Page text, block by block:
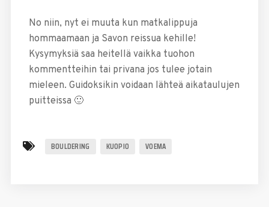
No niin, nyt ei muuta kun matkalippuja
hommaamaan ja Savon reissua kehille!
Kysymyksiä saa heitellä vaikka tuohon
kommentteihin tai privana jos tulee jotain
mieleen. Guidoksikin voidaan lähteä aikataulujen
puitteissa 🙂
BOULDERING KUOPIO VOEMA